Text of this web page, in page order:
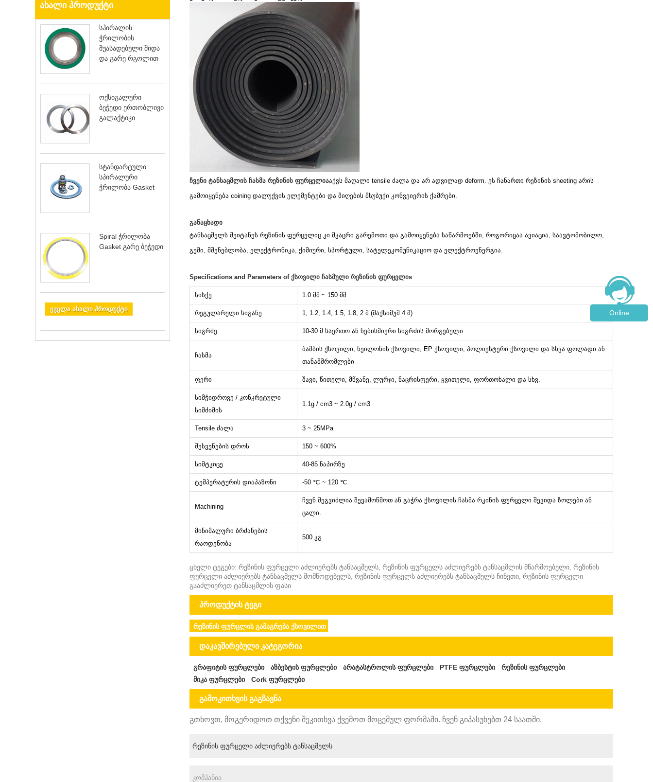
ᲐᲮᲐᲚᲘ ᲞᲠᲝᲓᲣᲥᲢᲘ
სპირალის
ჭრილობის
შუასადებული შიდა
და გარე რგოლით
ოქსიგალური
ბეჭედი ერთობლივი
გალაქტიკი
სტანდარტული
სპირალური
ჭრილობა Gasket
Spiral ჭრილობა
Gasket გარე ბეჭედი
ყველა ახალი პროდუქტი
ჩვენი ტანსაცმლის ჩასმა რეზინის ფურცელიააქვს მაღალი tensile ძალა და არ ადვილად deform. ეს ჩანართი რეზინის sheeting არის
გამოიყენება coining დალუქვის ელემენტები და მიღების მსუბუქი კონვეიერის ქამრები.
განაცხადი
ტანსაცმელს შეიტანეს რეზინის ფურცელიც კი მკაცრი გარემოთი და გამოიყენება საწარმოებში, როგორიცაა ავიაცია, საავტომობილო,
გემი, მშენებლობა, ელექტრონიკა, ქიმიური, სპორტული, სატელეკომუნიკაციო და ელექტროენერგია.
Specifications and Parameters of ქსოვილი ჩასმული რეზინის ფურცელიs
სისქე 1.0 მმ ~ 150 მმ
რეგულარული სიგანე 1, 1.2, 1.4, 1.5, 1.8, 2 მ (მაქსიმუმ 4 მ)
სიგრძე 10-30 მ საერთო ან ნებისმიერი სიგრძის მორგებული
ჩასმა
ბამბის ქსოვილი, ნეილონის ქსოვილი, EP ქსოვილი, პოლიესტერი ქსოვილი და სხვა ფოლადი ან
თანამშრომლები
ფერი შავი, წითელი, მწვანე, ლურჯი, ნაცრისფერი, ყვითელი, ფორთოხალი და სხვ.
სიმჭიდროვე / კონკრეტული
სიმძიმის
1.1g / cm3 ~ 2.0g / cm3
Tensile ძალა 3 ~ 25MPa
შესვენების დროს 150 ~ 600%
სიმტკიცე 40-85 ნაპირზე
ტემპერატურის დიაპაზონი -50 ℃ ~ 120 ℃
Machining
ჩვენ შეგვიძლია შევამოწმოთ ან გაჭრა ქსოვილის ჩასმა რკინის ფურცელი შევიდა ზოლები ან
ცალი.
მინიმალური ბრძანების
რაოდენობა
500 კგ
ცხელი ტეგები: რეზინის ფურცელი აძლიერებს ტანსაცმელს, რეზინის ფურცელს აძლიერებს ტანსაცმლის მწარმოებელი, რეზინის
ფურცელი აძლიერებს ტანსაცმელს მომწოდებელს, რეზინის ფურცელს აძლიერებს ტანსაცმელს ჩინეთი, რეზინის ფურცელი
გააძლიერეთ ტანსაცმლის ფასი
პროდუქტის ტეგი
რეზინის ფურცლის გამაგრება ქსოვილით
დაკავშირებული კატეგორია
გრაფიტის ფურცლები აზბესტის ფურცლები არატასტროლის ფურცლები PTFE ფურცლები
რეზინის ფურცლები
მიკა ფურცლები
Cork ფურცლები
გამოკითხვის გაგზავნა
გთხოვთ, მოგერიდოთ თქვენი შეკითხვა ქვემოთ მოცემულ ფორმაში. ჩვენ გიპასუხებთ 24 საათში.
Online